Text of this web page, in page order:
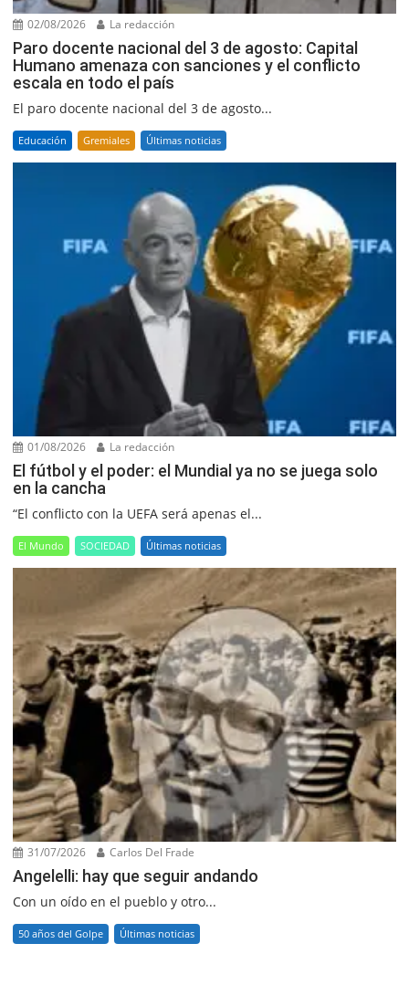
02/08/2026 La redacción
Paro docente nacional del 3 de agosto: Capital
Humano amenaza con sanciones y el conflicto
escala en todo el país
El paro docente nacional del 3 de agosto...
Educación Gremiales Últimas noticias
01/08/2026 La redacción
El fútbol y el poder: el Mundial ya no se juega solo
en la cancha
“El conflicto con la UEFA será apenas el...
El Mundo SOCIEDAD Últimas noticias
31/07/2026 Carlos Del Frade
Angelelli: hay que seguir andando
Con un oído en el pueblo y otro...
50 años del Golpe Últimas noticias